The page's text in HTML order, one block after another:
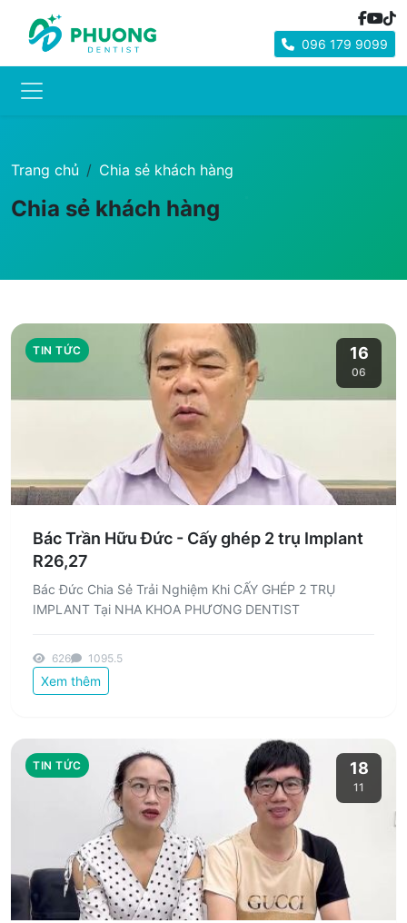
096 179 9099
Trang chủ Chia sẻ khách hàng
Chia sẻ khách hàng
TIN TỨC 16
06
Bác Trần Hữu Đức - Cấy ghép 2 trụ Implant
R26,27
Bác Đức Chia Sẻ Trải Nghiệm Khi CẤY GHÉP 2 TRỤ
IMPLANT Tại NHA KHOA PHƯƠNG DENTIST
626 1095.5
Xem thêm
TIN TỨC 18
11